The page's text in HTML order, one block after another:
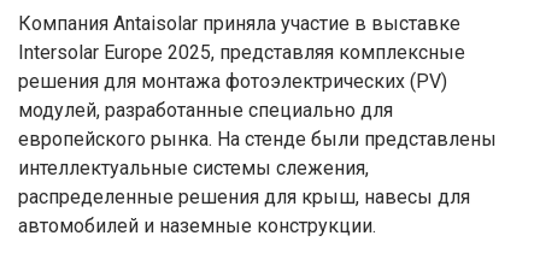
Компания Antaisolar приняла участие в выставке
Intersolar Europe 2025, представляя комплексные
решения для монтажа фотоэлектрических (PV)
модулей, разработанные специально для
европейского рынка. На стенде были представлены
интеллектуальные системы слежения,
распределенные решения для крыш, навесы для
автомобилей и наземные конструкции.